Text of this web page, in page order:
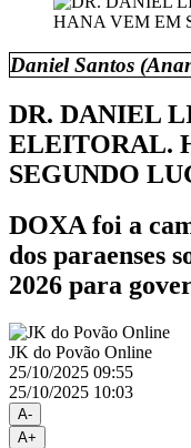
Daniel Santos
DR. DANIEL
ELEITORAL.
SEGUNDO
DOXA foi a
dos paraenses
2026 para
JK do Povão Online
25/10/2025 09:55
25/10/2025 10:03
A-
A+